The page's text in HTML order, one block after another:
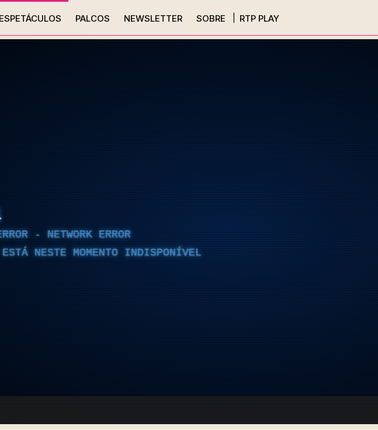
ESPETÁCULOS PALCOS NEWSLETTER SOBRE RTP PLAY
- NETWORK ERROR
ESTÁ NESTE MOMENTO INDISPONÍVEL